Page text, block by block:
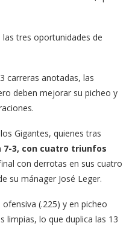
tres oportunidades de
carreras anotadas, las
deben mejorar su picheo y
Gigantes, quienes tras
7-3, con cuatro triunfos
con derrotas en sus cuatro
su mánager José Leger.
(.225) y en picheo
limpias, lo que duplica las 13